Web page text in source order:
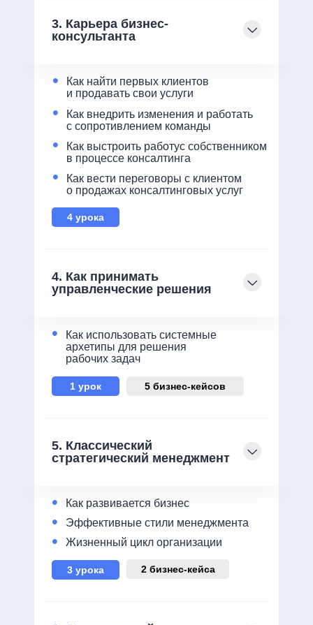
3. Карьера бизнес-
консультанта
Как внедрить изменения и работать
с сопротивлением команды
•
Как выстроить работус собственником
в процессе консалтинга
•
Как вести переговоры с клиентом
о продажах консалтинговых услуг
•
Как найти первых клиентов
и продавать свои услуги
•
4 урока
4. Как принимать
управленческие решения
Как использовать системные
архетипы для решения
рабочих задач
•
5 бизнес-кейсов
1 урок
5. Классический
стратегический менеджмент
Эффективные стили менеджмента
•
Жизненный цикл организации
•
Как развивается бизнес
•
2 бизнес-кейса
3 урока